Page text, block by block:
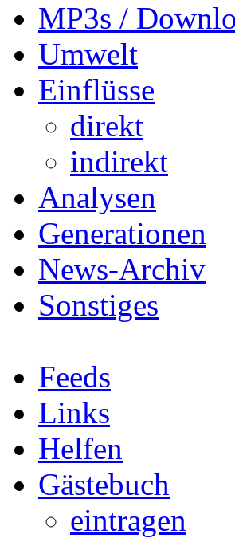
MP3s /
Umwelt
Einflüsse
direkt
indirekt
Analysen
Generationen
News-Archiv
Sonstiges
Feeds
Links
Helfen
Gästebuch
eintragen